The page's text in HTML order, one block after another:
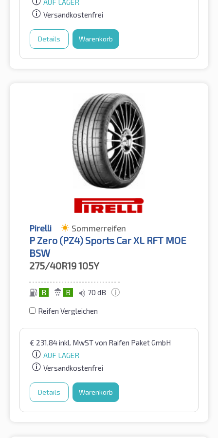
AUF LAGER
Versandkostenfrei
Details Warenkorb
Pirelli Sommerreifen
P Zero (PZ4) Sports Car XL RFT MOE
BSW
275/40R19105Y
B B 70 dB
Reifen Vergleichen
€ 231,84inkl. MwSTvon Raifen Paket GmbH
AUF LAGER
Versandkostenfrei
Details Warenkorb